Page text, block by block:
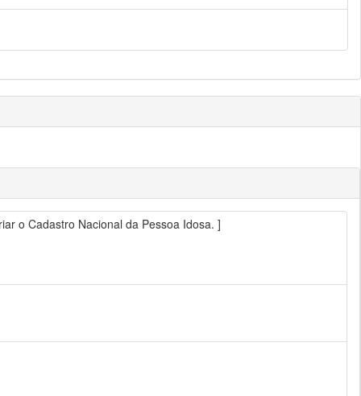
o Cadastro Nacional da Pessoa Idosa. ]